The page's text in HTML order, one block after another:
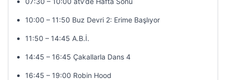
10:00 – 11:50 Buz Devri 2: Erime Başlıyor
11:50 – 14:45 A.B.İ.
14:45 – 16:45 Çakallarla Dans 4
16:45 – 19:00 Robin Hood